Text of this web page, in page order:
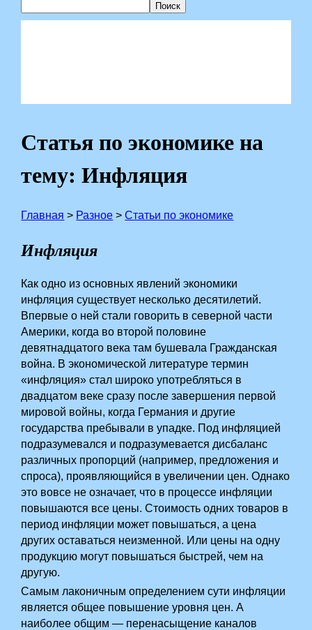
Поиск
Статья по экономике на
тему: Инфляция
Главная > Разное >Статьи по экономике
Инфляция
Как одно из основных явлений экономики
инфляция существует несколько десятилетий.
Впервые о ней стали говорить в северной части
Америки, когда во второй половине
девятнадцатого века там бушевала Гражданская
война. В экономической литературе термин
«инфляция» стал широко употребляться в
двадцатом веке сразу после завершения первой
мировой войны, когда Германия и другие
государства пребывали в упадке. Под инфляцией
подразумевался и подразумевается дисбаланс
различных пропорций (например, предложения и
спроса), проявляющийся в увеличении цен. Однако
это вовсе не означает, что в процессе инфляции
повышаются все цены. Стоимость одних товаров в
период инфляции может повышаться, а цена
других оставаться неизменной. Или цены на одну
продукцию могут повышаться быстрей, чем на
другую. ­
Самым лаконичным определением сути инфляции
является общее повышение уровня цен. А
наиболее общим — перенасыщение каналов